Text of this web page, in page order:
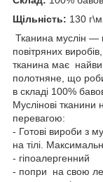
Щільність: 130
Тканина муслін —
повітряних
тканина має
полотняне, що
в складі 100%
Муслінові тканини
перевагою:
- Готові вироби з
на тілі.
- гіпоалергенний
- попри на свою